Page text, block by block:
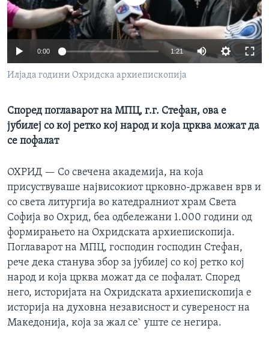
ИНТЕРВЈУА
Јазици
0:00 1:21
Илјада години Охридска архиепископија
Според поглаварот на МПЦ, г.г. Стефан, ова е
јубилеј со кој ретко кој народ и која црква можат да
се пофалат
ОХРИД — Со свечена академија, на која
присуствуваше највисокиот црковно-државен врв и
со света литургија во катедралниот храм Света
Софија во Охрид, беа одбележани 1.000 години од
формирањето на Охридската архиепископија.
Поглаварот на МПЦ, господин господин Стефан,
рече дека станува збор за јубилеј со кој ретко кој
народ и која црква можат да се пофалат. Според
него, историјата на Охридската aрхиепископија е
историја на духовна независност и сувереност на
Македонија, која за жал се` уште се негира.